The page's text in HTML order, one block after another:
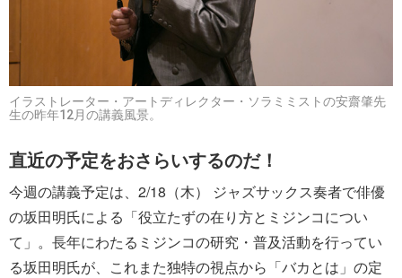
イラストレーター・アートディレクター・ソラミミストの安齋肇先
生の昨年12月の講義風景。
直近の予定をおさらいするのだ！
今週の講義予定は、2/18（木） ジャズサックス奏者で俳優
の坂田明氏による「役立たずの在り方とミジンコについ
て」。長年にわたるミジンコの研究・普及活動を行ってい
る坂田明氏が、これまた独特の視点から「バカとは」の定